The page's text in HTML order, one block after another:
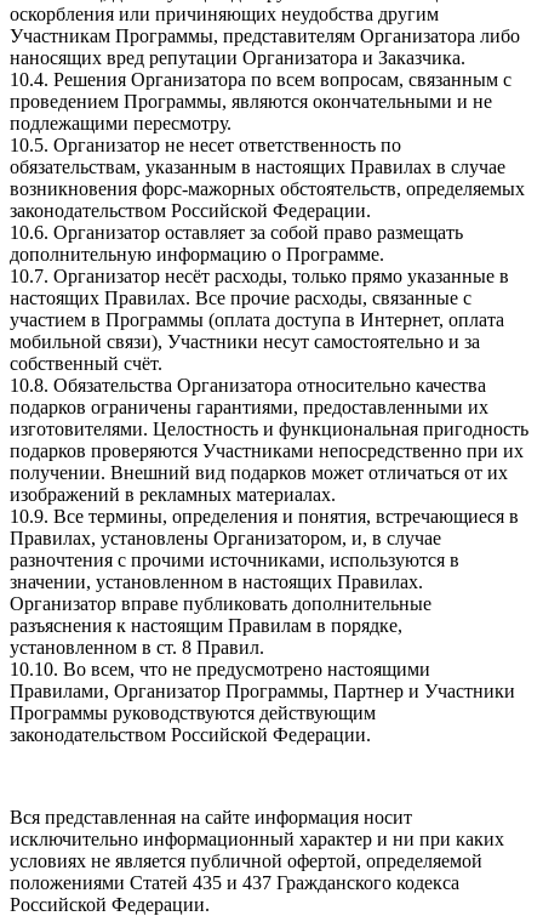
оскорбления или причиняющих неудобства другим
Участникам Программы, представителям Организатора либо
наносящих вред репутации Организатора и Заказчика.
10.4. Решения Организатора по всем вопросам, связанным с
проведением Программы, являются окончательными и не
подлежащими пересмотру.
10.5. Организатор не несет ответственность по
обязательствам, указанным в настоящих Правилах в случае
возникновения форс-мажорных обстоятельств, определяемых
законодательством Российской Федерации.
10.6. Организатор оставляет за собой право размещать
дополнительную информацию о Программе.
10.7. Организатор несёт расходы, только прямо указанные в
настоящих Правилах. Все прочие расходы, связанные с
участием в Программы (оплата доступа в Интернет, оплата
мобильной связи), Участники несут самостоятельно и за
собственный счёт.
10.8. Обязательства Организатора относительно качества
подарков ограничены гарантиями, предоставленными их
изготовителями. Целостность и функциональная пригодность
подарков проверяются Участниками непосредственно при их
получении. Внешний вид подарков может отличаться от их
изображений в рекламных материалах.
10.9. Все термины, определения и понятия, встречающиеся в
Правилах, установлены Организатором, и, в случае
разночтения с прочими источниками, используются в
значении, установленном в настоящих Правилах.
Организатор вправе публиковать дополнительные
разъяснения к настоящим Правилам в порядке,
установленном в ст. 8 Правил.
10.10. Во всем, что не предусмотрено настоящими
Правилами, Организатор Программы, Партнер и Участники
Программы руководствуются действующим
законодательством Российской Федерации.
Вся представленная на сайте информация носит
исключительно информационный характер и ни при каких
условиях не является публичной офертой, определяемой
положениями Статей 435 и 437 Гражданского кодекса
Российской Федерации.